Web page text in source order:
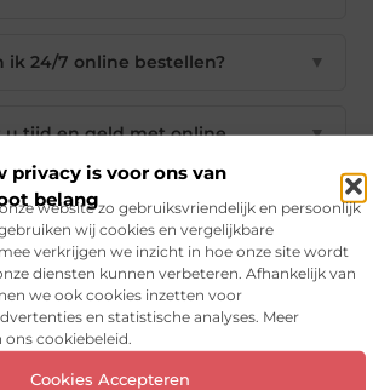
privacy is voor ons van
belang
website zo gebruiksvriendelijk en persoonlijk
wij cookies en vergelijkbare
verkrijgen we inzicht in hoe onze site wordt
diensten kunnen verbeteren. Afhankelijk van
we ook cookies inzetten voor
en statistische analyses. Meer
cookiebeleid.
Cookies Accepteren
ik 24/7 online bestellen? ▼
u tijd en geld met online
▼
hem dan op:
Facebook Pinterest LinkedIn Email
Tags en Categorieën:
apparatuur ,Horecakoelkasten